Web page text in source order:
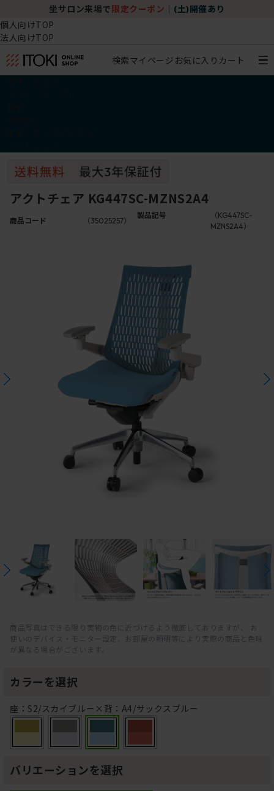
坐サロン来場で 限定クーポン (土)開催あり
個人向けTOP
法人向けTOP
検索マイページ お気に入り カート
アクトチェア KG447SC-MZNS2A4
商品コード （35025257）
製品記号
（KG447SC-
MZNS2A4）
商品写真はできる限り実物の色に近づけるよう徹底しておりますが、 お
使いのデバイス・モニター設定、お部屋の照明等により実際の商品と色味
が異なる場合がございます。
カラーを選択
座：S2/スカイブルー×背：A4/サックスブルー
バリエーションを選択